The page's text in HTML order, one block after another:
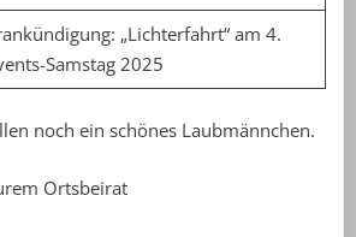
„Lichterfahrt“ am 4.
Samstag 2025
noch ein schönes Laubmännchen.
Ortsbeirat